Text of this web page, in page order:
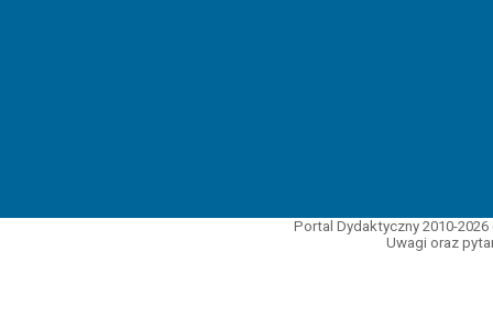
Portal Dydaktyczny 2010-
Uwagi oraz